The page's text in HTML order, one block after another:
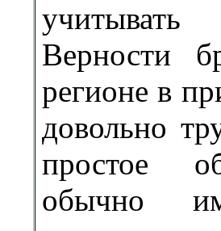
Верности
регионе в
довольно
простое
обычно